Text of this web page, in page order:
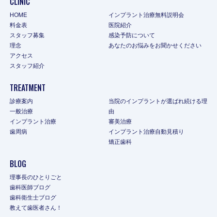
HOME
料金表
スタッフ募集
理念
アクセス
スタッフ紹介
インプラント治療無料説明会
医院紹介
感染予防について
あなたのお悩みをお聞かせください
TREATMENT
診療案内
一般治療
インプラント治療
歯周病
当院のインプラントが選ばれ続ける理
由
審美治療
インプラント治療自動見積り
矯正歯科
BLOG
理事長のひとりごと
歯科医師ブログ
歯科衛生士ブログ
教えて歯医者さん！